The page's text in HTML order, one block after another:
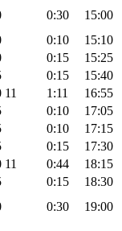
0:30
15:00
0:10
15:10
0:15
15:25
0:15
15:40
11 1:11
16:55
0:10
17:05
0:10
17:15
0:15
17:30
11 0:44
18:15
0:15
18:30
0:30 19:00